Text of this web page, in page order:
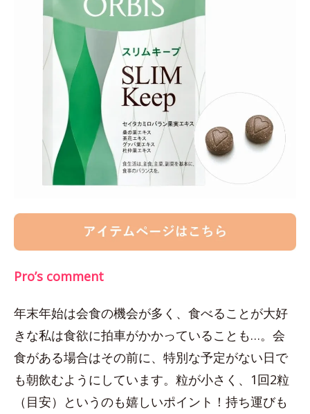
Pro’s comment
年末年始は会食の機会が多く、食べることが大好
きな私は食欲に拍車がかかっていることも…。会
食がある場合はその前に、特別な予定がない日で
も朝飲むようにしています。粒が小さく、1回2粒
（目安）というのも嬉しいポイント！持ち運びも